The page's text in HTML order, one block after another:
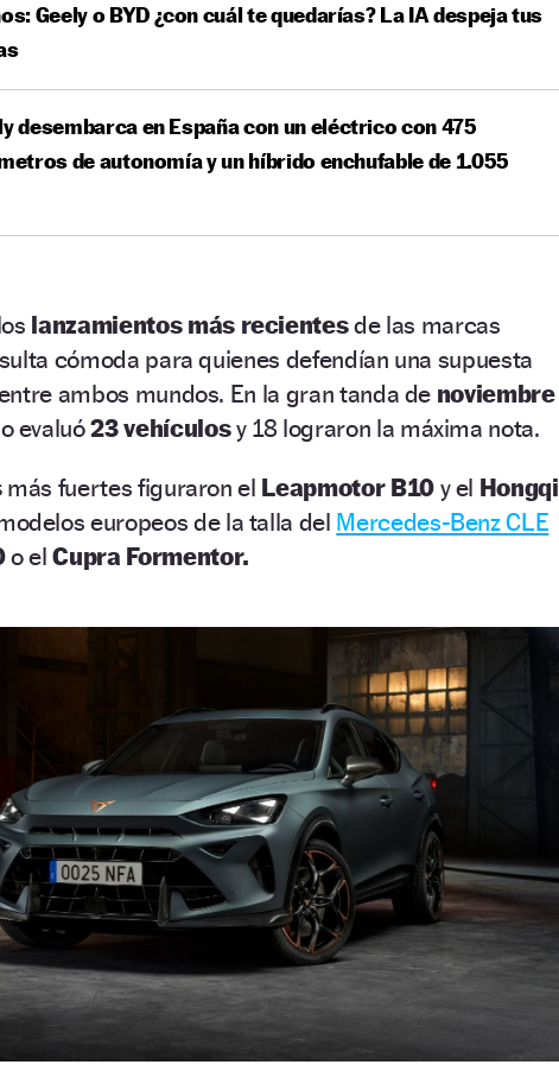
Geely o BYD ¿con cuál te quedarías? La IA despeja tus
desembarca en España con un eléctrico con 475
de autonomía y un híbrido enchufable de 1.055
lanzamientos más recientesde las marcas
cómoda para quienes defendían una supuesta
ambos mundos. En la gran tanda de noviembre
evaluó23 vehículosy 18 lograron la máxima nota.
más fuertes figuraron el Leapmotor B10y el Hongqi
europeos de la talla del Mercedes-Benz CLE
o elCupra Formentor.